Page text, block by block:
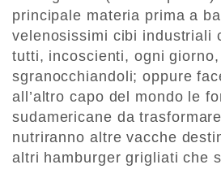
principale materia prima a
velenosissimi cibi industriali
tutti, incoscienti, ogni
sgranocchiandoli; oppure
all’altro capo del mondo le
sudamericane da
nutriranno altre vacche
altri hamburger grigliati che